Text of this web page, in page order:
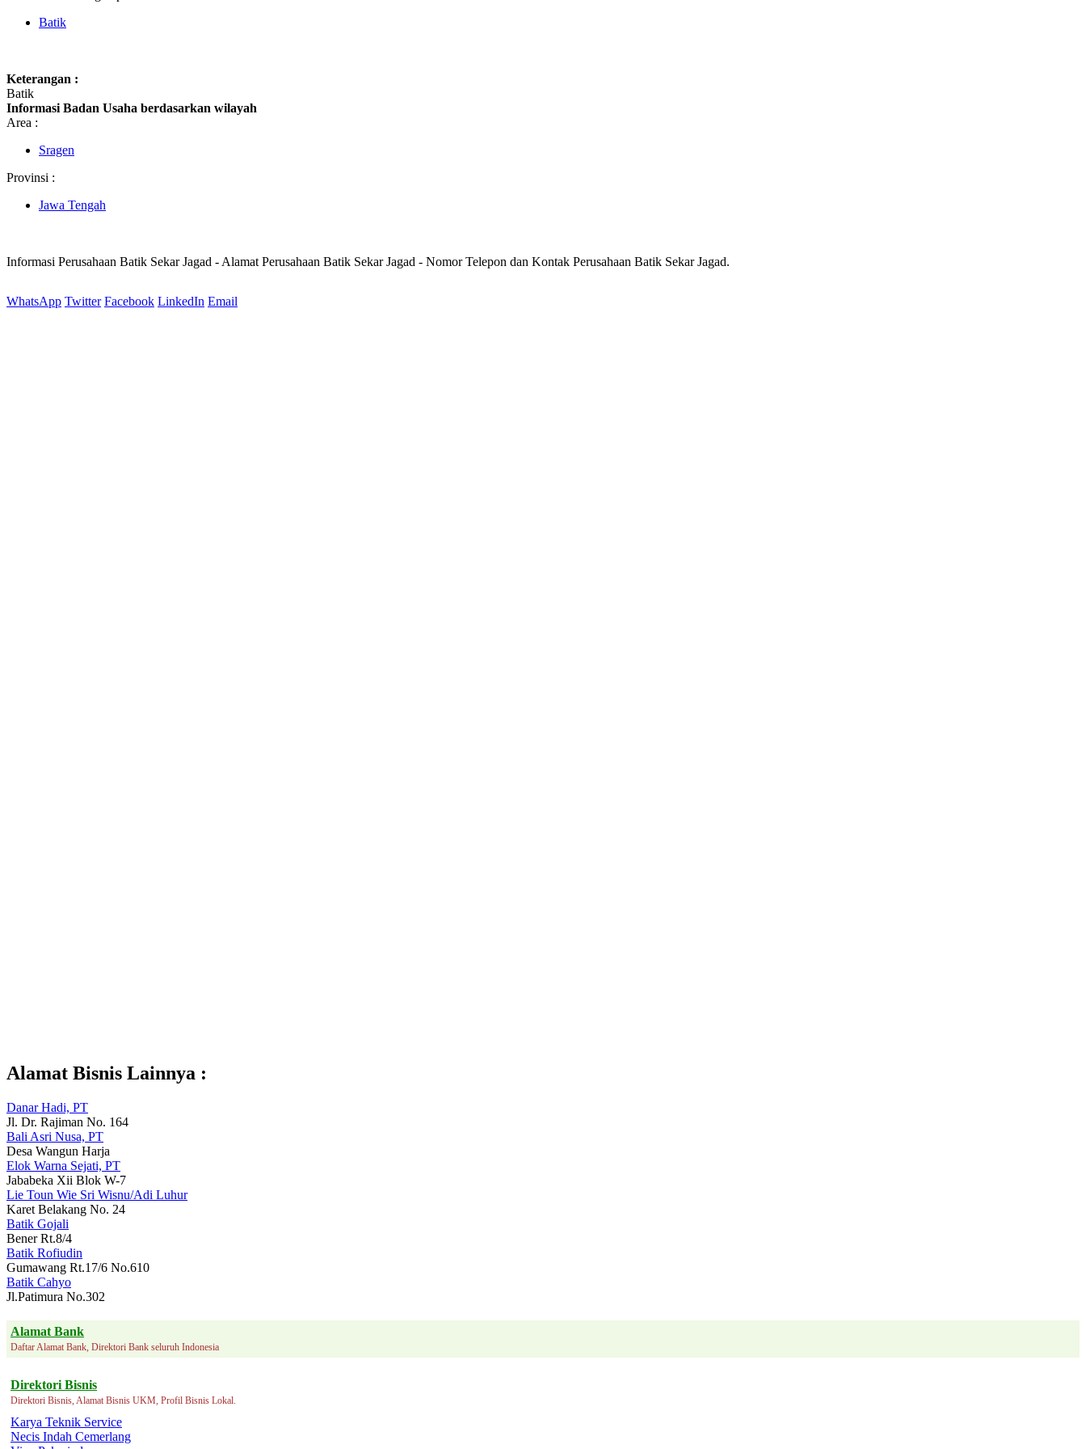
Batik
Keterangan :
Batik
Informasi Badan Usaha berdasarkan wilayah
Area :
Sragen
Provinsi :
Jawa Tengah
Informasi Perusahaan Batik Sekar Jagad - Alamat Perusahaan Batik Sekar Jagad - Nomor Telepon dan Kontak Perusahaan Batik Sekar Jagad.
WhatsApp Twitter Facebook LinkedIn Email
Alamat Bisnis Lainnya :
Danar Hadi, PT
Jl. Dr. Rajiman No. 164
Bali Asri Nusa, PT
Desa Wangun Harja
Elok Warna Sejati, PT
Jababeka Xii Blok W-7
Lie Toun Wie Sri Wisnu/Adi Luhur
Karet Belakang No. 24
Batik Gojali
Bener Rt.8/4
Batik Rofiudin
Gumawang Rt.17/6 No.610
Batik Cahyo
Jl.Patimura No.302
Alamat Bank
Daftar Alamat Bank, Direktori Bank seluruh Indonesia
Direktori Bisnis
Direktori Bisnis, Alamat Bisnis UKM, Profil Bisnis Lokal.
Karya Teknik Service
Necis Indah Cemerlang